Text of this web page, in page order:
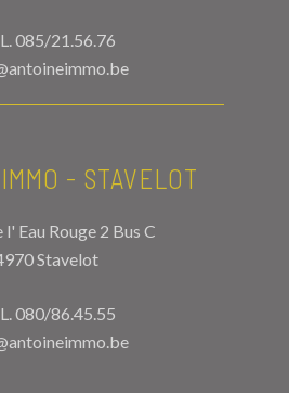
085/21.56.76
- STAVELOT
l' Eau Rouge 2 Bus C
Stavelot
080/86.45.55